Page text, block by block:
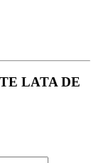
LATA DE